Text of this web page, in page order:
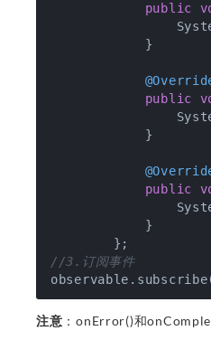
public
            }
public
            }
public
            }
//3.订阅事件
注意 ：onError()和